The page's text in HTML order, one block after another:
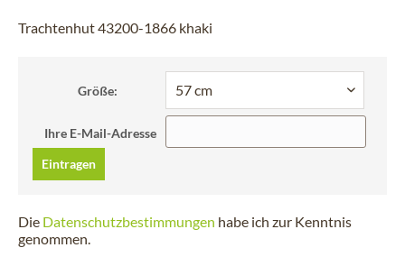
Trachtenhut 43200-1866 khaki
Größe:
Ihre E-Mail-Adresse
Eintragen
Die Datenschutzbestimmungen habe ich zur Kenntnis
genommen.